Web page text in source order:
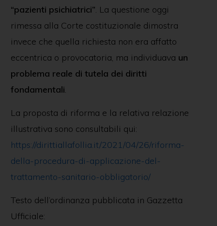
“pazienti psichiatrici”. La questione oggi
rimessa alla Corte costituzionale dimostra
invece che quella richiesta non era affatto
eccentrica o provocatoria, ma individuava un
problema reale di tutela dei diritti
fondamentali.
La proposta di riforma e la relativa relazione
illustrativa sono consultabili qui:
https://dirittiallafollia.it/2021/04/26/riforma-
della-procedura-di-applicazione-del-
trattamento-sanitario-obbligatorio/
Testo dell’ordinanza pubblicata in Gazzetta
Ufficiale: